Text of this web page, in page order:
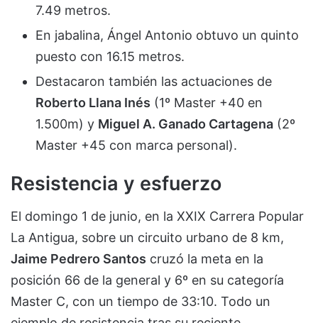
7.49 metros.
En jabalina, Ángel Antonio obtuvo un quinto
puesto con 16.15 metros.
Destacaron también las actuaciones de
Roberto Llana Inés (1º Master +40 en
1.500m) y Miguel A. Ganado Cartagena (2º
Master +45 con marca personal).
Resistencia y esfuerzo
El domingo 1 de junio, en la XXIX Carrera Popular
La Antigua, sobre un circuito urbano de 8 km,
Jaime Pedrero Santos cruzó la meta en la
posición 66 de la general y 6º en su categoría
Master C, con un tiempo de 33:10. Todo un